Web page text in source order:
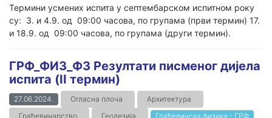
Термини усмених испита у септембарском испитном року
су: 3. и 4.9. од 09:00 часова, по групама (први термин) 17.
и 18.9. од 09:00 часова, по групама (други термин).
ГРФ_ФИЗ_ФЗ Резултати писменог дијела
испита (II термин)
27.06.2024. Огласна плоча
Архитектура
Грађевинарство
Геодезија Грађевинска физика - ГРФ